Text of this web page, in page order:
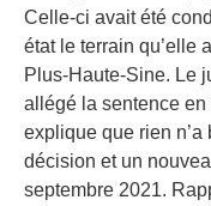
Celle-ci avait été
état le terrain qu’elle
Plus-Haute-Sine. Le
allégé la sentence en
explique que rien
décision et un
septembre 2021.